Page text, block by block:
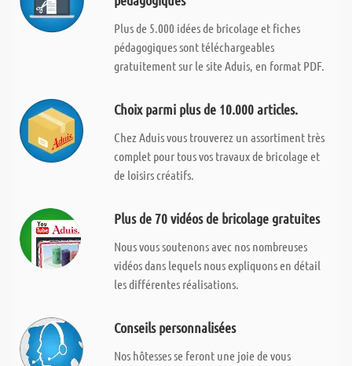
Plus de 5.000 idées de bricolage et fiches
pédagogiques sont téléchargeables
gratuitement sur le site Aduis, en format PDF.
Choix parmi plus de 10.000 articles.
Chez Aduis vous trouverez un assortiment très
complet pour tous vos travaux de bricolage et
de loisirs créatifs.
Plus de 70 vidéos de bricolage gratuites
Nous vous soutenons avec nos nombreuses
vidéos dans lequels nous expliquons en détail
les différentes réalisations.
Conseils personnalisées
Nos hôtesses se feront une joie de vous